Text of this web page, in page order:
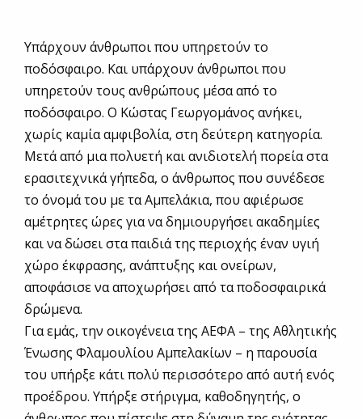
Υπάρχουν άνθρωποι που υπηρετούν το
ποδόσφαιρο. Και υπάρχουν άνθρωποι που
υπηρετούν τους ανθρώπους μέσα από το
ποδόσφαιρο. Ο Κώστας Γεωργομάνος ανήκει,
χωρίς καμία αμφιβολία, στη δεύτερη κατηγορία.
Μετά από μια πολυετή και ανιδιοτελή πορεία στα
ερασιτεχνικά γήπεδα, ο άνθρωπος που συνέδεσε
το όνομά του με τα Αμπελάκια, που αφιέρωσε
αμέτρητες ώρες για να δημιουργήσει ακαδημίες
και να δώσει στα παιδιά της περιοχής έναν υγιή
χώρο έκφρασης, ανάπτυξης και ονείρων,
αποφάσισε να αποχωρήσει από τα ποδοσφαιρικά
δρώμενα.
Για εμάς, την οικογένεια της ΑΕΦΑ – της Αθλητικής
Ένωσης Φλαμουλίου Αμπελακίων – η παρουσία
του υπήρξε κάτι πολύ περισσότερο από αυτή ενός
προέδρου. Υπήρξε στήριγμα, καθοδηγητής, ο